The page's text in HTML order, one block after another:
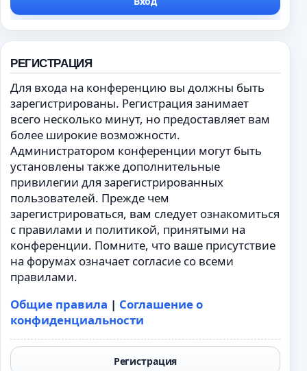
РЕГИСТРАЦИЯ
Для входа на конференцию вы должны быть
зарегистрированы. Регистрация занимает
всего несколько минут, но предоставляет вам
более широкие возможности.
Администратором конференции могут быть
установлены также дополнительные
привилегии для зарегистрированных
пользователей. Прежде чем
зарегистрироваться, вам следует ознакомиться
с правилами и политикой, принятыми на
конференции. Помните, что ваше присутствие
на форумах означает согласие со всеми
правилами.
Общие правила | Соглашение о
конфиденциальности
Регистрация